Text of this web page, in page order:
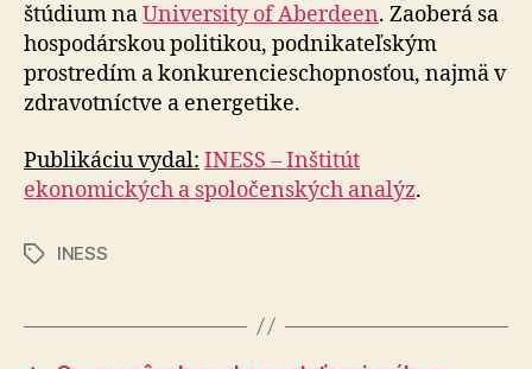
štúdium naUniversity of Aberdeen. Zaoberá sa
hospodárskou politikou, podnikateľským
prostredím a konkurencieschopnosťou, najmä v
zdravotníctve a energetike.
Publikáciu vydal: INESS – Inštitút
ekonomických a spoločenských analýz.
ZnačkyINESS